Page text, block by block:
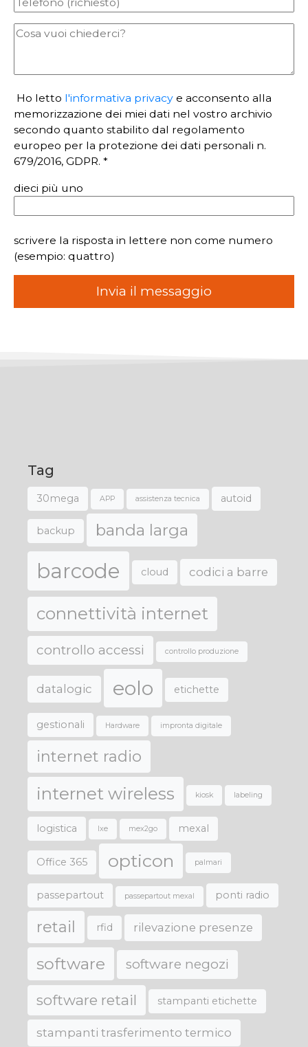
Ho letto l'informativa privacy e acconsento alla
memorizzazione dei miei dati nel vostro archivio
secondo quanto stabilito dal regolamento
europeo per la protezione dei dati personali n.
679/2016, GDPR. *
dieci più uno
scrivere la risposta in lettere non come numero
(esempio: quattro)
Tag
30mega APP assistenza tecnica autoid
backup banda larga
barcode cloud codici a barre
connettività internet
controllo accessi controllo produzione
datalogic eolo etichette
gestionali Hardware impronta digitale
internet radio
internet wireless kiosk labeling
logistica lxe mex2go mexal
Office 365 opticon palmari
passepartout passepartout mexal ponti radio
retail rfid rilevazione presenze
software software negozi
software retail stampanti etichette
stampanti trasferimento termico